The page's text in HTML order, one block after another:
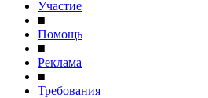
Участие
■
Помощь
■
Реклама
■
Требования